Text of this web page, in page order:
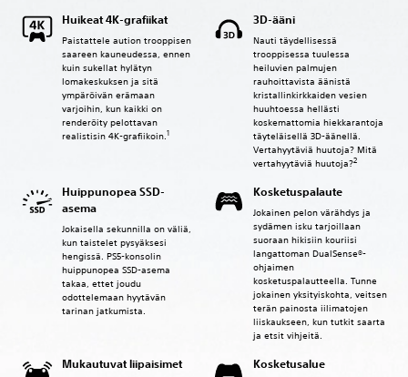
Huikeat 4K-grafiikat
Paistattele aution trooppisen
saareen kauneudessa, ennen
kuin sukellat hylätyn
lomakeskuksen ja sitä
ympäröivän erämaan
varjoihin, kun kaikki on
renderöity pelottavan
realistisin 4K-grafiikoin.1
3D-ääni
Nauti täydellisessä
trooppisessa tuulessa
heiluvien palmujen
rauhoittavista äänistä
kristallinkirkkaiden vesien
huuhtoessa hellästi
koskemattomia hiekkarantoja
täyteläisellä 3D-äänellä.
Vertahyytäviä huutoja? Mitä
vertahyytäviä huutoja?2
Huippunopea SSD-
asema
Jokaisella sekunnilla on väliä,
kun taistelet pysyäksesi
hengissä. PS5-konsolin
huippunopea SSD-asema
takaa, ettet joudu
odottelemaan hyytävän
tarinan jatkumista.
Kosketuspalaute
Jokainen pelon värähdys ja
sydämen isku tarjoillaan
suoraan hikisiin kouriisi
langattoman DualSense®-
ohjaimen
kosketuspalautteella. Tunne
jokainen yksityiskohta, veitsen
terän painosta iilimatojen
liiskaukseen, kun tutkit saarta
ja etsit vihjeitä.
Mukautuvat liipaisimet Kosketusalue